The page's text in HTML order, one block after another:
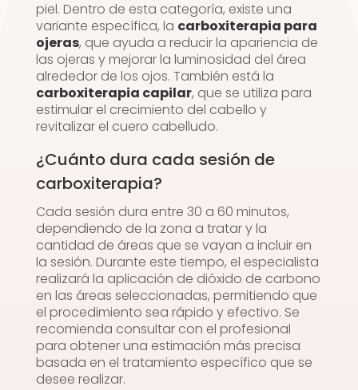
piel. Dentro de esta categoría, existe una
variante específica, la carboxiterapia para
ojeras, que ayuda a reducir la apariencia de
las ojeras y mejorar la luminosidad del área
alrededor de los ojos. También está la
carboxiterapia capilar, que se utiliza para
estimular el crecimiento del cabello y
revitalizar el cuero cabelludo.
¿Cuánto dura cada sesión de
carboxiterapia?
Cada sesión dura entre 30 a 60 minutos,
dependiendo de la zona a tratar y la
cantidad de áreas que se vayan a incluir en
la sesión. Durante este tiempo, el especialista
realizará la aplicación de dióxido de carbono
en las áreas seleccionadas, permitiendo que
el procedimiento sea rápido y efectivo. Se
recomienda consultar con el profesional
para obtener una estimación más precisa
basada en el tratamiento específico que se
desee realizar.